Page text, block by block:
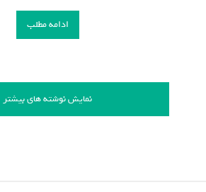
ادامه مطلب
نمایش نوشته های بیشتر